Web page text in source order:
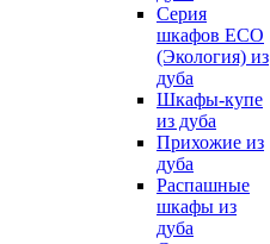
Серия
шкафов ECO
(Экология) из
дуба
Шкафы-купе
из дуба
Прихожие из
дуба
Распашные
шкафы из
дуба